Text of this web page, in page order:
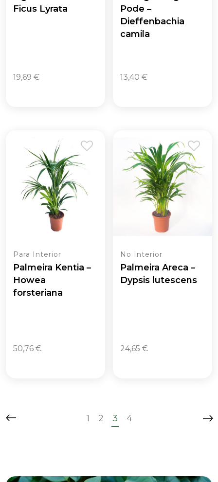
Ficus Lyrata
19,69 €
Pode –
Dieffenbachia
camila
13,40€
Para Interior
Palmeira Kentia –
Howea
forsteriana
50,76 €
No Interior
Palmeira Areca –
Dypsis lutescens
24,65€
1 2 3 4